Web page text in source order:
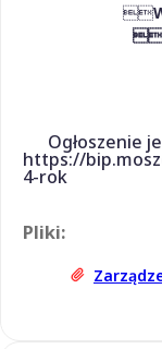

Ogłoszenie
https://
4-rok
Pliki: